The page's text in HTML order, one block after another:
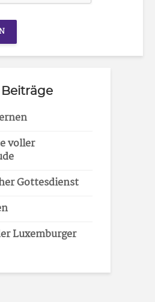
Beiträge
voller
Gottesdienst
Luxemburger